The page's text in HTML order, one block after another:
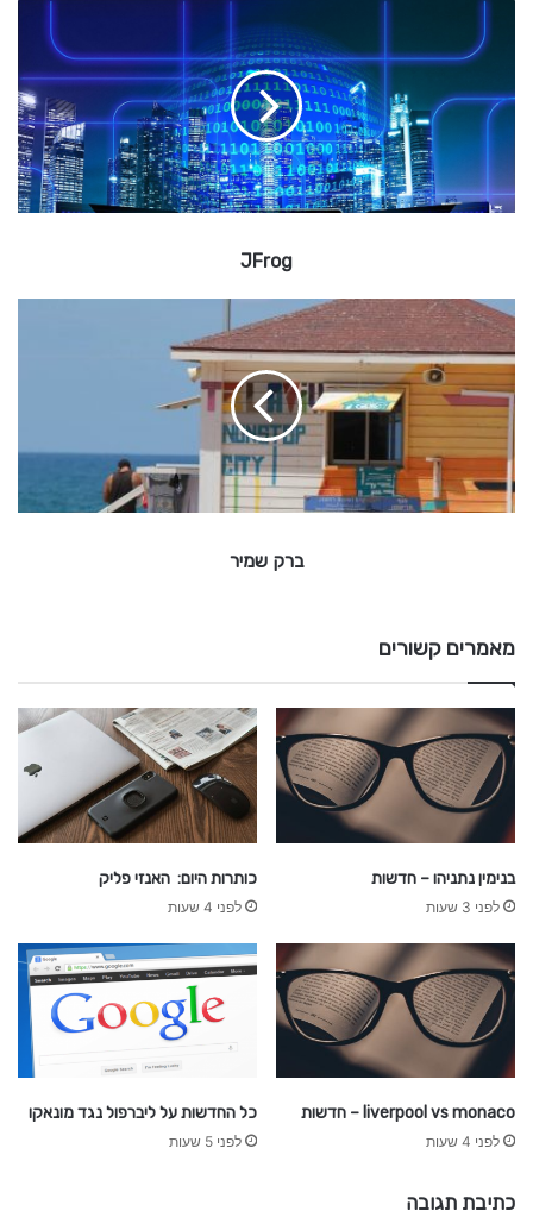
o
g
JFrog
ב
ר
ק
ש
מ
ר
ברק שמיר
מאמרים קשורים
בנימין נתניהו – חדשות
לפני 3 שעות
כותרות היום: האנזי פליק
לפני 4 שעות
liverpool vs monaco – חדשות
לפני 4 שעות
כל החדשות על ליברפול נגד מונאקו
לפני 5 שעות
כתיבת תגובה